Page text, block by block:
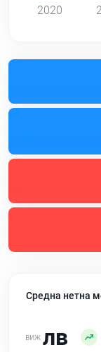
2020
Средна нетна
лв